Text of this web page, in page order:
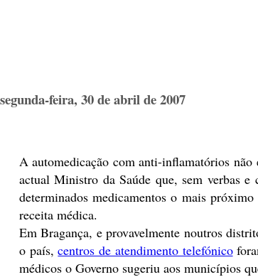
segunda-feira, 30 de abril de 2007
A automedicação com anti-inflamatórios
actual Ministro da Saúde que, sem verbas
determinados medicamentos o mais
receita médica.
Em Bragança, e provavelmente noutros
o país,centros de atendimento telefónico
médicos o Governo sugeriu aos municípios